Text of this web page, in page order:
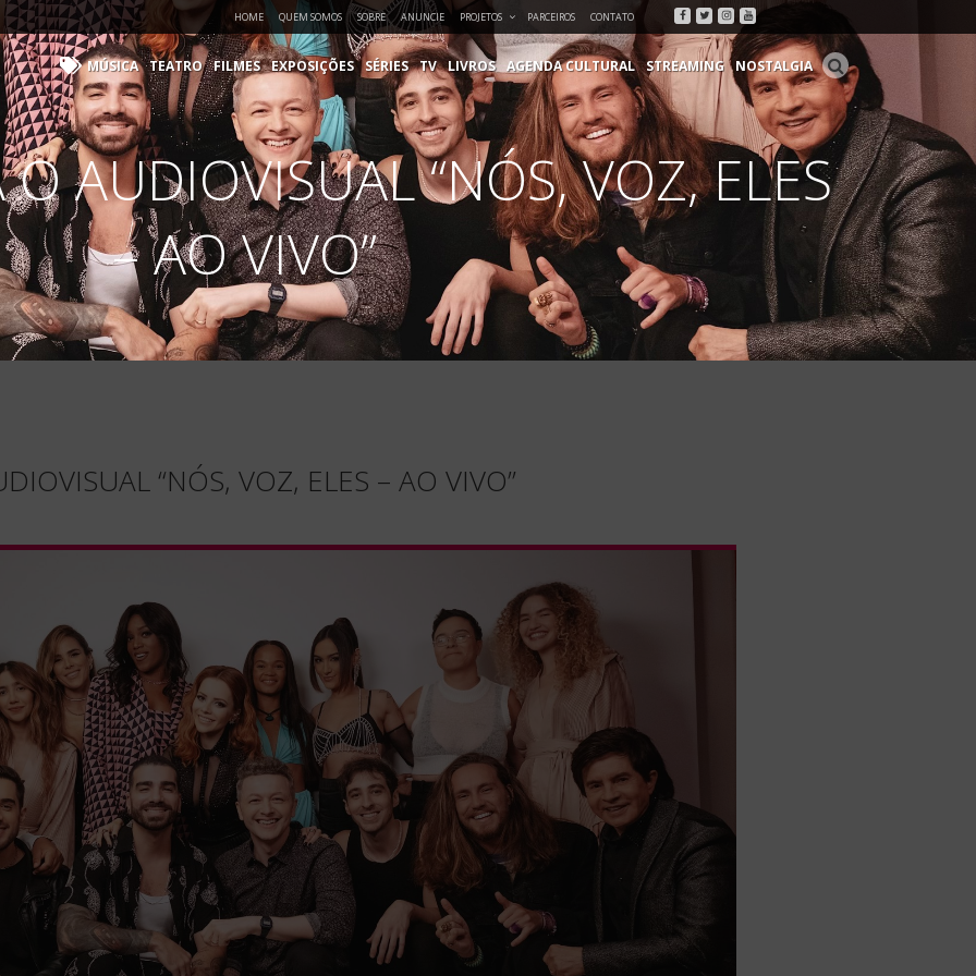
HOME QUEM SOMOS SOBRE ANUNCIE PROJETOS PARCEIROS CONTATO Facebook
Twitter
Instagram
Youtube
MÚSICA TEATRO FILMES EXPOSIÇÕES SÉRIES TV LIVROS AGENDA CULTURAL STREAMING NOSTALGIA
AUDIOVISUAL “NÓS, VOZ, ELES
– AO VIVO”
“NÓS, VOZ, ELES – AO VIVO”